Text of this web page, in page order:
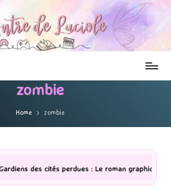
zombie
Home zombie
perdues : Le roman graphique Tome 1 Partie 2